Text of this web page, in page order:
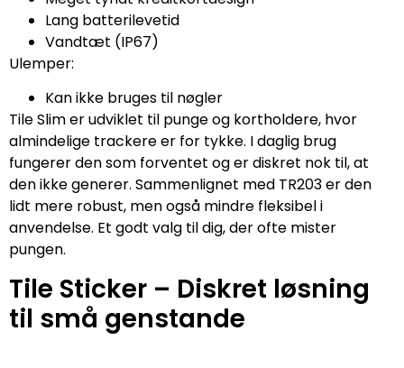
Lang batterilevetid
Vandtæt (IP67)
Ulemper:
Kan ikke bruges til nøgler
Tile Slim er udviklet til punge og kortholdere, hvor
almindelige trackere er for tykke. I daglig brug
fungerer den som forventet og er diskret nok til, at
den ikke generer. Sammenlignet med TR203 er den
lidt mere robust, men også mindre fleksibel i
anvendelse. Et godt valg til dig, der ofte mister
pungen.
Tile Sticker – Diskret løsning
til små genstande